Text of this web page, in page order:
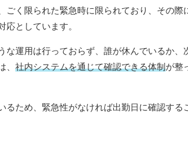
ごく限られた緊急時に限られており、その際
応としています。
な運用は行っておらず、誰が休んでいるか、
、 社内システムを通じて確認できる体制が整
るため、緊急性がなければ出勤日に確認する